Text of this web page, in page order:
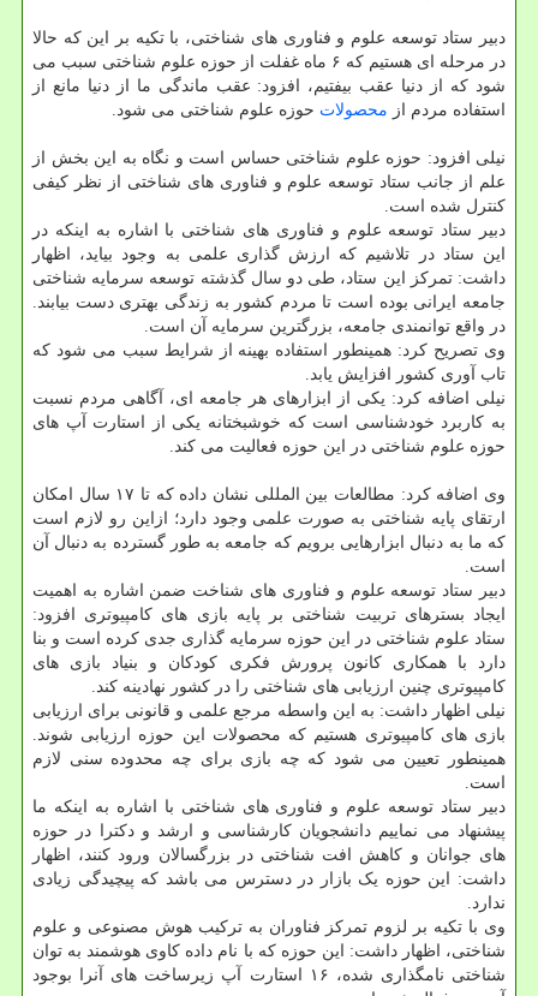
دبیر ستاد توسعه علوم و فناوری های شناختی، با تکیه بر این که حالا
در مرحله ای هستیم که ۶ ماه غفلت از حوزه علوم شناختی سبب می
شود که از دنیا عقب بیفتیم، افزود: عقب ماندگی ما از دنیا مانع از
استفاده مردم از محصولات حوزه علوم شناختی می شود.
نیلی افزود: حوزه علوم شناختی حساس است و نگاه به این بخش از
علم از جانب ستاد توسعه علوم و فناوری های شناختی از نظر کیفی
کنترل شده است.
دبیر ستاد توسعه علوم و فناوری های شناختی با اشاره به اینکه در
این ستاد در تلاشیم که ارزش گذاری علمی به وجود بیاید، اظهار
داشت: تمرکز این ستاد، طی دو سال گذشته توسعه سرمایه شناختی
جامعه ایرانی بوده است تا مردم کشور به زندگی بهتری دست بیابند.
در واقع توانمندی جامعه، بزرگترین سرمایه آن است.
وی تصریح کرد: همینطور استفاده بهینه از شرایط سبب می شود که
تاب آوری کشور افزایش یابد.
نیلی اضافه کرد: یکی از ابزارهای هر جامعه ای، آگاهی مردم نسبت
به کاربرد خودشناسی است که خوشبختانه یکی از استارت آپ های
حوزه علوم شناختی در این حوزه فعالیت می کند.
وی اضافه کرد: مطالعات بین المللی نشان داده که تا ۱۷ سال امکان
ارتقای پایه شناختی به صورت علمی وجود دارد؛ ازاین رو لازم است
که ما به دنبال ابزارهایی برویم که جامعه به طور گسترده به دنبال آن
است.
دبیر ستاد توسعه علوم و فناوری های شناخت ضمن اشاره به اهمیت
ایجاد بسترهای تربیت شناختی بر پایه بازی های کامپیوتری افزود:
ستاد علوم شناختی در این حوزه سرمایه گذاری جدی کرده است و بنا
دارد با همکاری کانون پرورش فکری کودکان و بنیاد بازی های
کامپیوتری چنین ارزیابی های شناختی را در کشور نهادینه کند.
نیلی اظهار داشت: به این واسطه مرجع علمی و قانونی برای ارزیابی
بازی های کامپیوتری هستیم که محصولات این حوزه ارزیابی شوند.
همینطور تعیین می شود که چه بازی برای چه محدوده سنی لازم
است.
دبیر ستاد توسعه علوم و فناوری های شناختی با اشاره به اینکه ما
پیشنهاد می نماییم دانشجویان کارشناسی و ارشد و دکترا در حوزه
های جوانان و کاهش افت شناختی در بزرگسالان ورود کنند، اظهار
داشت: این حوزه یک بازار در دسترس می باشد که پیچیدگی زیادی
ندارد.
وی با تکیه بر لزوم تمرکز فناوران به ترکیب هوش مصنوعی و علوم
شناختی، اظهار داشت: این حوزه که با نام داده کاوی هوشمند به توان
شناختی نامگذاری شده، ۱۶ استارت آپ زیرساخت های آنرا بوجود